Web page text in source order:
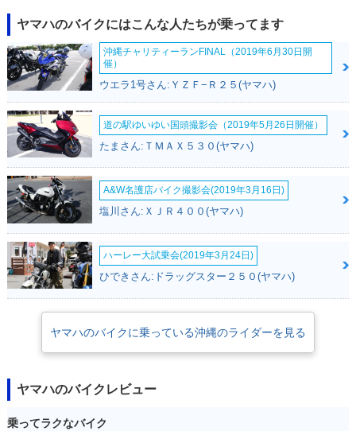
2009年 WR450F 2008年 WR450F
2007年 WR450F・
フルモデルチェンジ
2006年 WR450F 2005年 WR450F 2004年 WR450F
ヤマハのバイクにはこんな人たちが乗ってます
沖縄チャリティーランFINAL（2019年6月30日開
催）
ウエラ1号さん:ＹＺＦ−Ｒ２５(ヤマハ)
道の駅ゆいゆい国頭撮影会（2019年5月26日開催）
たまさん:ＴＭＡＸ５３０(ヤマハ)
A&W名護店バイク撮影会(2019年3月16日)
塩川さん:ＸＪＲ４００(ヤマハ)
ハーレー大試乗会(2019年3月24日)
ひできさん:ドラッグスター２５０(ヤマハ)
ヤマハのバイクに乗っている沖縄のライダーを見る
ヤマハのバイクレビュー
乗ってラクなバイク